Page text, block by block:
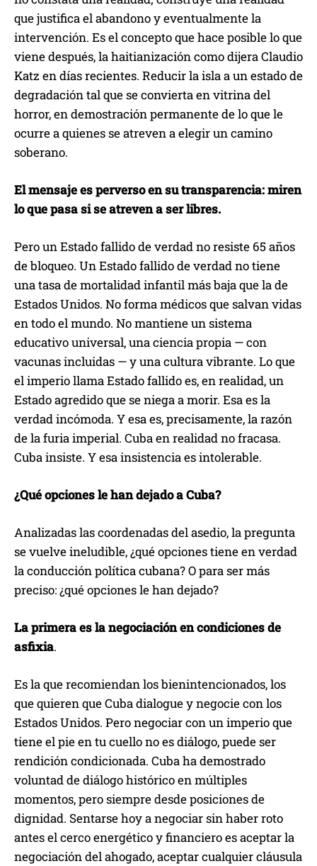
que justifica el abandono y eventualmente la
intervención. Es el concepto que hace posible lo que
viene después, la haitianización como dijera Claudio
Katz en días recientes. Reducir la isla a un estado de
degradación tal que se convierta en vitrina del
horror, en demostración permanente de lo que le
ocurre a quienes se atreven a elegir un camino
soberano.
El mensaje es perverso en su transparencia: miren
lo que pasa si se atreven a ser libres.
Pero un Estado fallido de verdad no resiste 65 años
de bloqueo. Un Estado fallido de verdad no tiene
una tasa de mortalidad infantil más baja que la de
Estados Unidos. No forma médicos que salvan vidas
en todo el mundo. No mantiene un sistema
educativo universal, una ciencia propia — con
vacunas incluidas — y una cultura vibrante. Lo que
el imperio llama Estado fallido es, en realidad, un
Estado agredido que se niega a morir. Esa es la
verdad incómoda. Y esa es, precisamente, la razón
de la furia imperial. Cuba en realidad no fracasa.
Cuba insiste. Y esa insistencia es intolerable.
¿Qué opciones le han dejado a Cuba?
Analizadas las coordenadas del asedio, la pregunta
se vuelve ineludible, ¿qué opciones tiene en verdad
la conducción política cubana? O para ser más
preciso: ¿qué opciones le han dejado?
La primera es la negociación en condiciones de
asfixia.
Es la que recomiendan los bienintencionados, los
que quieren que Cuba dialogue y negocie con los
Estados Unidos. Pero negociar con un imperio que
tiene el pie en tu cuello no es diálogo, puede ser
rendición condicionada. Cuba ha demostrado
voluntad de diálogo histórico en múltiples
momentos, pero siempre desde posiciones de
dignidad. Sentarse hoy a negociar sin haber roto
antes el cerco energético y financiero es aceptar la
negociación del ahogado, aceptar cualquier cláusula